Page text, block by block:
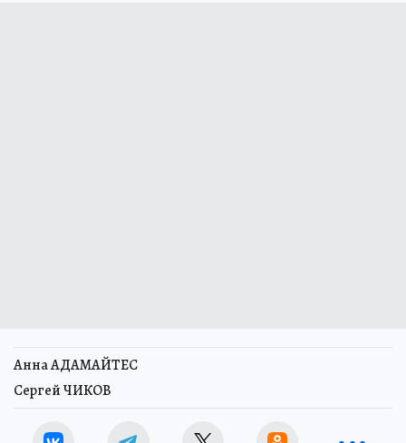
Анна АДАМАЙТЕС
Сергей ЧИКОВ